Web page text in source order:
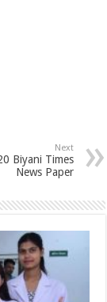
Next
Biyani Times
News Paper